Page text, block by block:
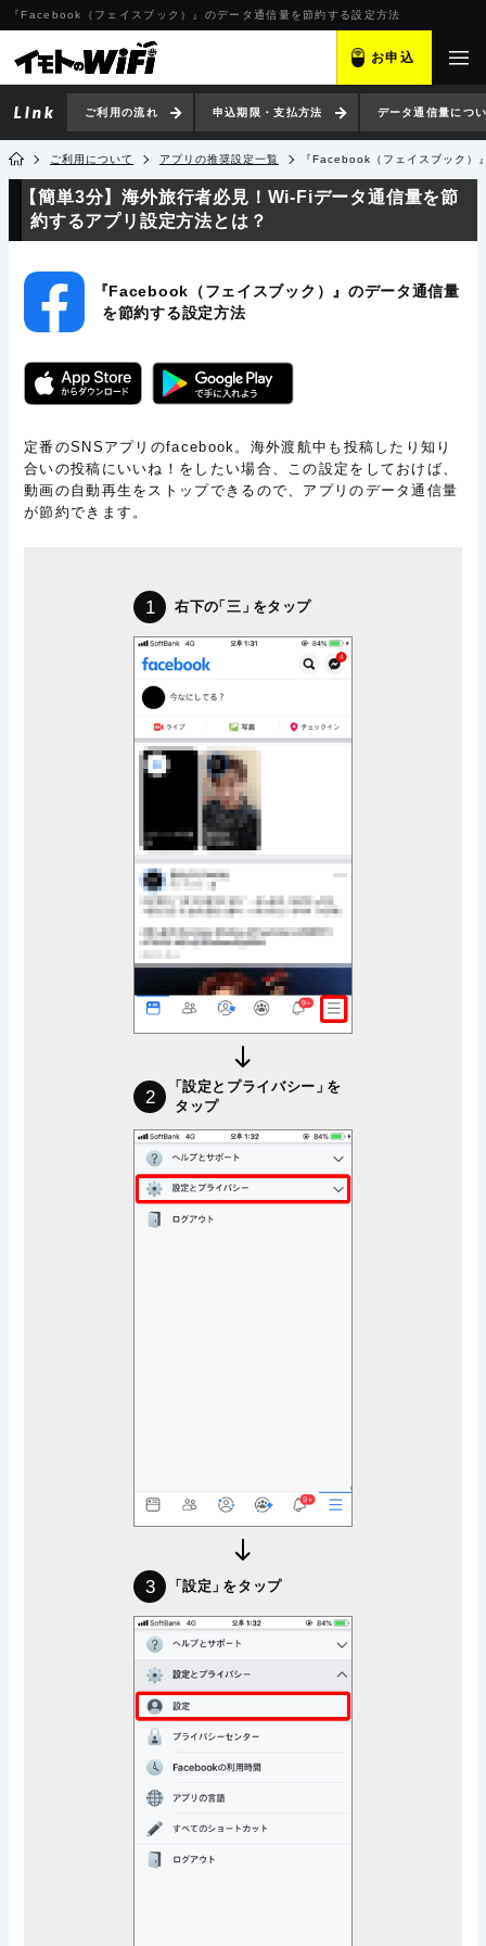
『Facebook（フェイスブック）』のデータ通信量を節約する設定方法
お申込
ご利用の流れ 申込期限・支払方法 データ通信量につ
ご利用について アプリの推奨設定一覧 『Facebook（フェイスブック）
【簡単3分】海外旅行者必見！Wi-Fiデータ通信量を節
約するアプリ設定方法とは？
『Facebook（フェイスブック）』のデータ通信量
を節約する設定方法
定番のSNSアプリのfacebook。海外渡航中も投稿したり知り
合いの投稿にいいね！をしたい場合、この設定をしておけば、
動画の自動再生をストップできるので、アプリのデータ通信量
が節約できます。
1 右下の「三」をタップ
2
「設定とプライバシー」を
タップ
3 「設定」をタップ